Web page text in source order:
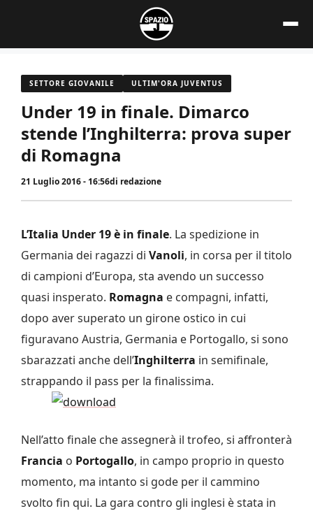
contenuto
SETTORE GIOVANILE ULTIM'ORA JUVENTUS
Under 19 in finale. Dimarco
stende l’Inghilterra: prova super
di Romagna
21 Luglio 2016 - 16:56di redazione
L’Italia Under 19 è in finale. La spedizione in
Germania dei ragazzi di Vanoli, in corsa per il titolo
di campioni d’Europa, sta avendo un successo
quasi insperato. Romagna e compagni, infatti,
dopo aver superato un girone ostico in cui
figuravano Austria, Germania e Portogallo, si sono
sbarazzati anche dell’Inghilterra in semifinale,
strappando il pass per la finalissima.
Nell’atto finale che assegnerà il trofeo, si affronterà
Francia o Portogallo, in campo proprio in questo
momento, ma intanto si gode per il cammino
svolto fin qui. La gara contro gli inglesi è stata in